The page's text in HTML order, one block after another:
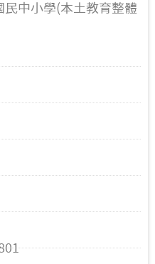
民中小學(本土教育整體